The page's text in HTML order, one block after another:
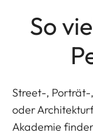
So
Street-,
oder
Akademie